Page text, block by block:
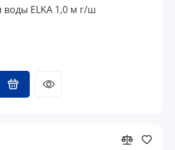
воды ELKA 1,0 м г/ш